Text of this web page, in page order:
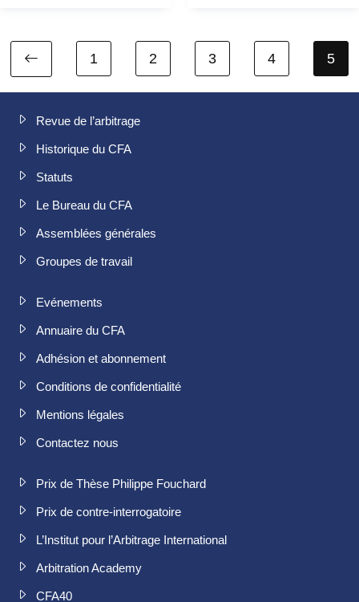
1 2 3 4 5
Revue de l’arbitrage
Historique du CFA
Statuts
Le Bureau du CFA
Assemblées générales
Groupes de travail
Evénements
Annuaire du CFA
Adhésion et abonnement
Conditions de confidentialité
Mentions légales
Contactez nous
Prix de Thèse Philippe Fouchard
Prix de contre-interrogatoire
L’Institut pour l’Arbitrage International
Arbitration Academy
CFA40